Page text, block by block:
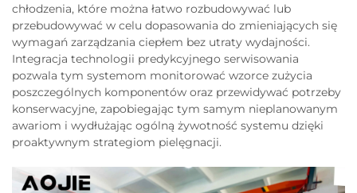
chłodzenia, które można łatwo rozbudowywać lub
przebudowywać w celu dopasowania do zmieniających się
wymagań zarządzania ciepłem bez utraty wydajności.
Integracja technologii predykcyjnego serwisowania
pozwala tym systemom monitorować wzorce zużycia
poszczególnych komponentów oraz przewidywać potrzeby
konserwacyjne, zapobiegając tym samym nieplanowanym
awariom i wydłużając ogólną żywotność systemu dzięki
proaktywnym strategiom pielęgnacji.